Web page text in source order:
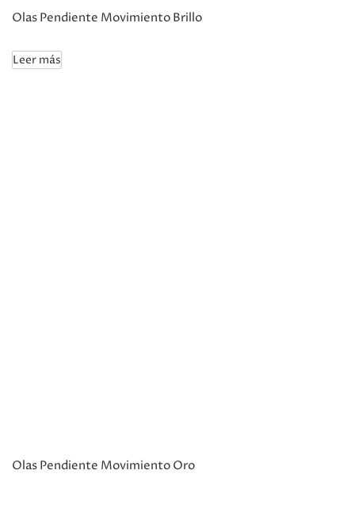
Olas Pendiente Movimiento Brillo
Leer más
Olas Pendiente Movimiento Oro